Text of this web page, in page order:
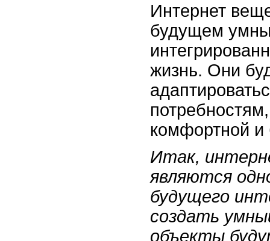
Интернет
будущем
жизнь. Они
комфортной и
Итак,
являются
будущего
создать
объекты